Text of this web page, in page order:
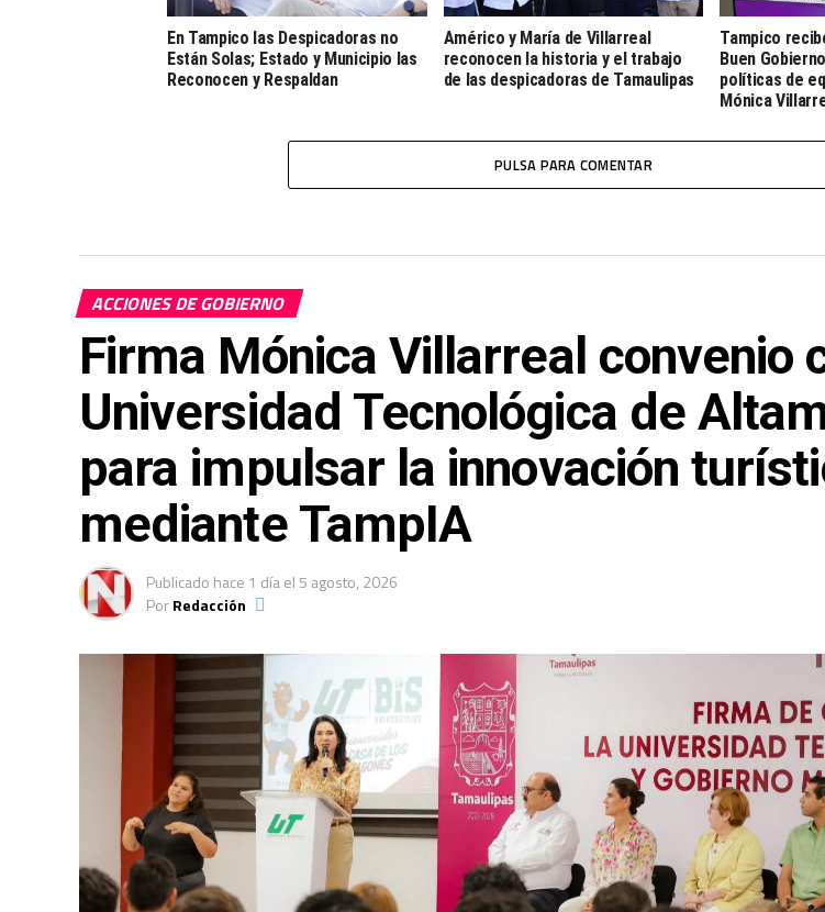
En Tampico las Despicadoras no
Están Solas; Estado y Municipio las
Reconocen y Respaldan
Américo y María de Villarreal
reconocen la historia y el trabajo
de las despicadoras de Tamaulipas
Tampico
Buen
políticas de
Mónica
PULSA PARA COMENTAR
ACCIONES DE GOBIERNO
Firma Mónica Villarreal convenio
Universidad Tecnológica de
para impulsar la innovación
mediante TampIA
Publicado hace 1 díael5 agosto, 2026
PorRedacción